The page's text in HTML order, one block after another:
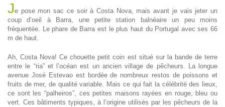
Je pose mon sac ce soir à Costa Nova, mais avant je vais jeter un
coup d’oeil à Barra, une petite station balnéaire un peu moins
fréquentée. Le phare de Barra est le plus haut du Portugal avec ses 66
m de haut.
Ah, Costa Nova! Ce chouette petit coin est situé sur la bande de terre
entre le “ria” et l’océan est un ancien village de pêcheurs. La longue
avenue José Estevao est bordée de nombreux restos de poissons et
fruits de mer, de qualité variable. Mais ce qui fait la célébrité des lieux,
ce sont les “palheiros”, ces petites maisons rayées en rouge, bleu ou
vert. Ces bâtiments typiques, à l’origine utilisés par les pêcheurs de la